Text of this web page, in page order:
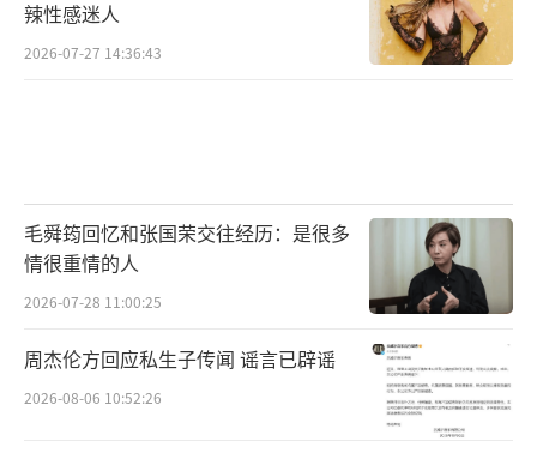
辣性感迷人
2026-07-27 14:36:43
毛舜筠回忆和张国荣交往经历：是很多
情很重情的人
2026-07-28 11:00:25
周杰伦方回应私生子传闻 谣言已辟谣
2026-08-06 10:52:26